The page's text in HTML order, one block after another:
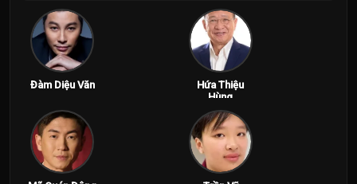
Đàm Diệu Văn
Hứa Thiệu
Hùng